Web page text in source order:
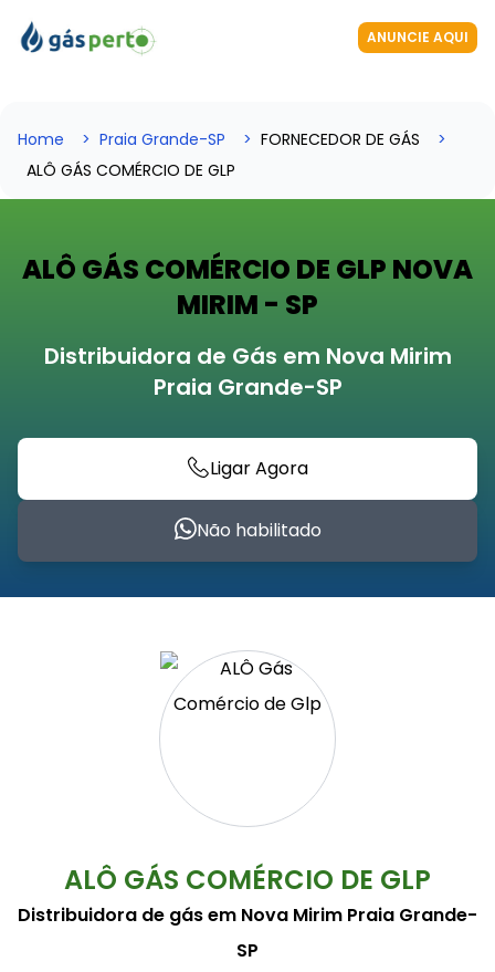
ANUNCIE AQUI
Home Praia Grande-SP
FORNECEDOR DE GÁS
ALÔ GÁS COMÉRCIO DE GLP
ALÔ GÁS COMÉRCIO DE GLP NOVA
MIRIM - SP
Distribuidora de Gás em Nova Mirim
Praia Grande-SP
Ligar Agora
Não habilitado
ALÔ GÁS COMÉRCIO DE GLP
Distribuidora de gás em Nova Mirim Praia Grande-
SP